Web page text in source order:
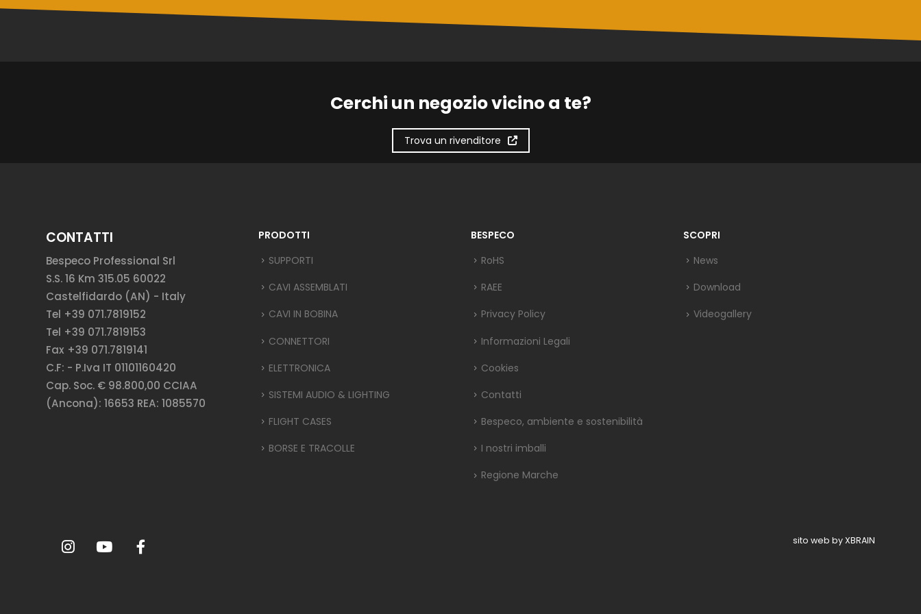
Cerchi un negozio vicino a te?
Trova un rivenditore
CONTATTI
Bespeco Professional Srl
S.S. 16 Km 315.05 60022
Castelfidardo (AN) - Italy
Tel +39 071.7819152
Tel +39 071.7819153
Fax +39 071.7819141
C.F: - P.Iva IT 01101160420
Cap. Soc. € 98.800,00 CCIAA
(Ancona): 16653 REA: 1085570
PRODOTTI
SUPPORTI
CAVI ASSEMBLATI
CAVI IN BOBINA
CONNETTORI
ELETTRONICA
SISTEMI AUDIO & LIGHTING
FLIGHT CASES
BORSE E TRACOLLE
BESPECO
RoHS
RAEE
Privacy Policy
Informazioni Legali
Cookies
Contatti
Bespeco, ambiente e sostenibilità
I nostri imballi
Regione Marche
SCOPRI
News
Download
Videogallery
sito web by XBRAIN